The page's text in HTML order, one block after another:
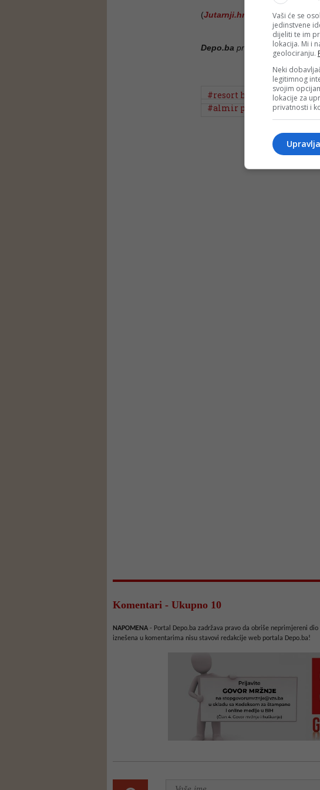
(Jutarnji.hr , DEPO PORTAL,
Depo.ba pratite putem
#resort hills #bazen
#almir prguda
Komentari - Ukupno 10
NAPOMENA - Portal Depo.ba zadržava pravo da obriše neprimjereni
iznešena u komentarima nisu stavovi redakcije web portala Depo.ba!
Vaši će se
jedinstvene
dijeliti te im
lokacija. Mi i
geolociranju.
Neki
legitimnog
svojim
lokacije za
privatnosti i